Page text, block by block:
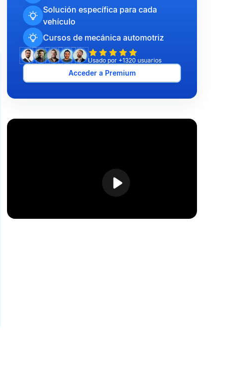
Solución específica para cada
vehículo
Cursos de mecánica automotriz
Usado por +1320 usuarios
Acceder a Premium